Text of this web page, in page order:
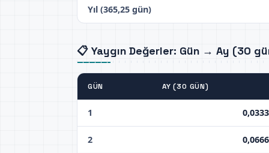
Yıl (365,25 gün)
📋 Yaygın Değerler: Gün → Ay (30
GÜN AY (30 GÜN)
1
2